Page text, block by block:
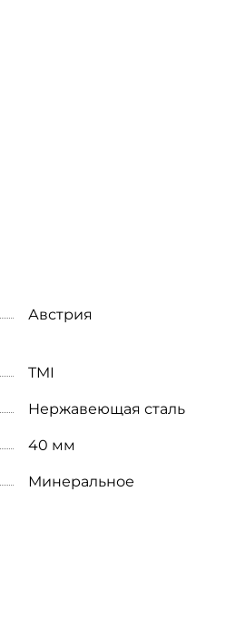
Австрия
TMI
Нержавеющая сталь
40 мм
Минеральное